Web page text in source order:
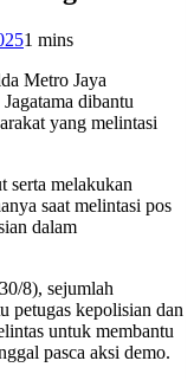
1 mins
Metro Jaya
dibantu
yang melintasi
serta melakukan
saat melintasi pos
dalam
8), sejumlah
petugas kepolisian dan
untuk membantu
pasca aksi demo.